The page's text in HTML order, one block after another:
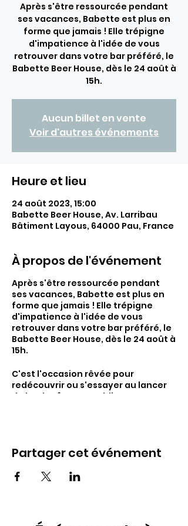
Après s'être ressourcée pendant
ses vacances, Babette est plus en
forme que jamais ! Elle trépigne
d'impatience à l'idée de vous
retrouver dans votre bar préféré, le
Babette Beer House, dès le 24 août à
15h.
Aucun billet en vente
Voir d'autres événements
Heure et lieu
24 août 2023, 15:00
Babette Beer House, Av. Larribau
Bâtiment Layous, 64000 Pau, France
À propos de l'événement
Après s'être ressourcée pendant
ses vacances, Babette est plus en
forme que jamais ! Elle trépigne
d'impatience à l'idée de vous
retrouver dans votre bar préféré, le
Babette Beer House, dès le 24 août à
15h.
C'est l'occasion rêvée pour
redécouvrir ou s'essayer au lancer
de hache 🪓, sans oublier nos autres
Notre happy hour de 17 heures à 19
heures !
Babette et son équipe ont hâte de
Partager cet événement